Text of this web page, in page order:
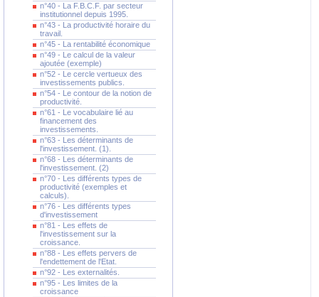
n°40 - La F.B.C.F. par secteur
institutionnel depuis 1995.
n°43 - La productivité horaire du
travail.
n°45 - La rentabilité économique
n°49 - Le calcul de la valeur
ajoutée (exemple)
n°52 - Le cercle vertueux des
investissements publics.
n°54 - Le contour de la notion de
productivité.
n°61 - Le vocabulaire lié au
financement des
investissements.
n°63 - Les déterminants de
l'investissement. (1).
n°68 - Les déterminants de
l'investissement. (2)
n°70 - Les différents types de
productivité (exemples et
calculs).
n°76 - Les différents types
d'investissement
n°81 - Les effets de
l'investissement sur la
croissance.
n°88 - Les effets pervers de
l'endettement de l'Etat.
n°92 - Les externalités.
n°95 - Les limites de la
croissance